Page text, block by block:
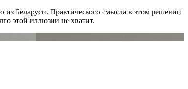
Беларуси. Практического смысла в этом решении
этой иллюзии не хватит.